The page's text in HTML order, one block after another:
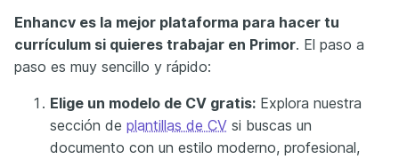
Enhancv es la mejor plataforma para hacer tu
currículum si quieres trabajar en Primor. El paso a
paso es muy sencillo y rápido:
Elige un modelo de CV gratis: Explora nuestra
sección de plantillas de CV si buscas un
documento con un estilo moderno, profesional,